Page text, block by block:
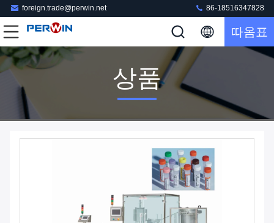
foreign.trade@perwin.net 86-18516347828
따옴표
상품